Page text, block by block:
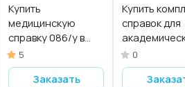
Купить
медицинскую
справку 086/у в
Москве.
5
Заказать
Купить
справок для
отпуска в
0